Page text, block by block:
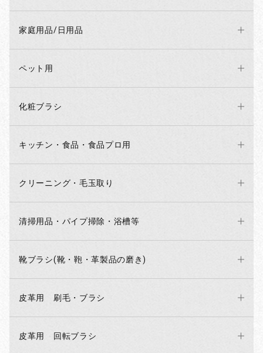
家庭用品/日用品
ペット用
化粧ブラシ
キッチン・食品・食品プロ用
クリーニング・毛玉取り
清掃用品・パイプ掃除・浴槽等
靴ブラシ(靴・鞄・革製品の磨き)
皮革用 刷毛・ブラシ
皮革用 回転ブラシ
お買い物を続ける